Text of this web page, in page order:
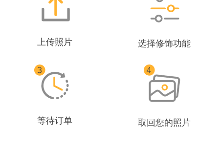
上传照片 选择修饰功能
等待订单 取回您的照片